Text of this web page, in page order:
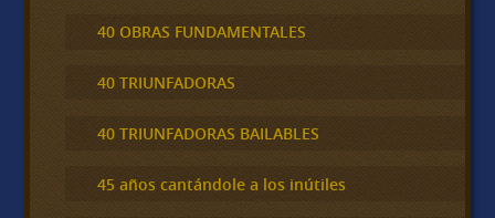
40 OBRAS FUNDAMENTALES
40 TRIUNFADORAS
40 TRIUNFADORAS BAILABLES
45 años cantándole a los inútiles